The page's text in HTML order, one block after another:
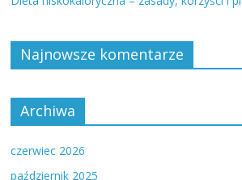
Najnowsze komentarze
Archiwa
czerwiec 2026
październik 2025